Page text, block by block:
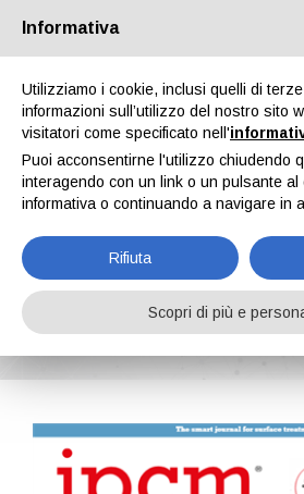
Chi siamo Partners Contatti Area
Home Riviste IPCM
Informativa
Utilizziamo i cookie, inclusi quelli di
informazioni sull’utilizzo del nostro sito
visitatori come specificato nell'
Puoi acconsentirne l'utilizzo chiudendo
interagendo con un link o un pulsante al
informativa o continuando a navigare in
Rifiuta
Scopri di più e